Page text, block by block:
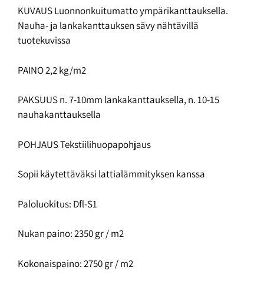
KUVAUS Luonnonkuitumatto ympärikanttauksella.
Nauha- ja lankakanttauksen sävy nähtävillä
tuotekuvissa
PAINO 2,2 kg/m2
PAKSUUS n. 7-10mm lankakanttauksella, n. 10-15
nauhakanttauksella
POHJAUS Tekstiilihuopapohjaus
Sopii käytettäväksi lattialämmityksen kanssa
Paloluokitus: Dfl-S1
Nukan paino: 2350 gr / m2
Kokonaispaino: 2750 gr / m2